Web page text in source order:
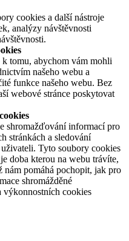
cookies a další nástroje
analýzy návštěvnosti
tomu, abychom vám mohli
našeho webu a
funkce našeho webu. Bez
webové stránce poskytovat
shromažďování informací pro
stránkách a sledování
Tyto soubory cookies
doba kterou na webu trávíte,
nám pomáhá pochopit, jak pro
shromážděné
výkonnostních cookies